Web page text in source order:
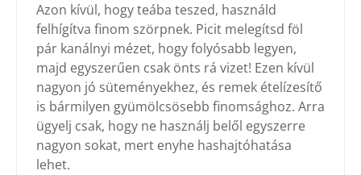
Azon kívül, hogy teába teszed, használd
felhígítva finom szörpnek. Picit melegítsd föl
pár kanálnyi mézet, hogy folyósabb legyen,
majd egyszerűen csak önts rá vizet! Ezen kívül
nagyon jó süteményekhez, és remek ételízesítő
is bármilyen gyümölcsösebb finomsághoz. Arra
ügyelj csak, hogy ne használj belől egyszerre
nagyon sokat, mert enyhe hashajtóhatása
lehet.